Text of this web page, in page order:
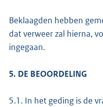
Beklaagden hebben
dat verweer zal hierna,
ingegaan.
5. DE BEOORDELING
5.1. In het geding is de